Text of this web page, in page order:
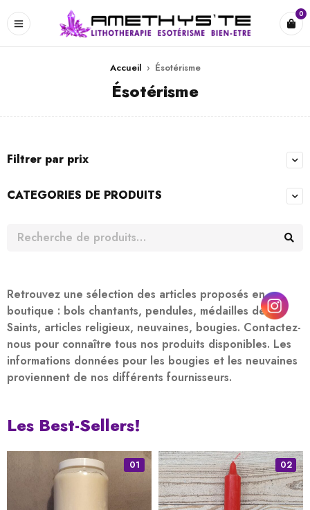
0
Accueil › Ésotérisme
Ésotérisme
Filtrer par prix
CATEGORIES DE PRODUITS
Retrouvez une sélection des articles proposés en
boutique : bols chantants, pendules, médailles des
Saints, articles religieux, neuvaines, bougies. Contactez-
nous pour connaître tous nos produits disponibles. Les
informations données pour les bougies et les neuvaines
proviennent de nos différents fournisseurs.
Les Best-Sellers!
01 02